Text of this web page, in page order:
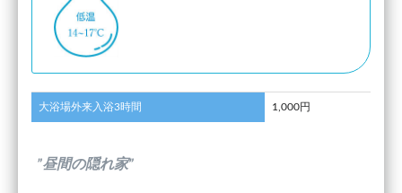
大浴場外来入浴3時間 1,000円
”昼間の隠れ家”